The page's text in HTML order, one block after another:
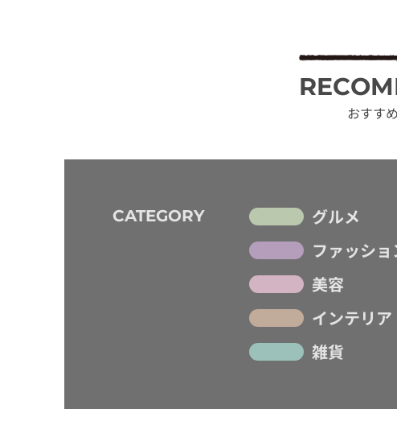
おすす
CATEGORY
グルメ
ファッショ
美容
インテリア
雑貨